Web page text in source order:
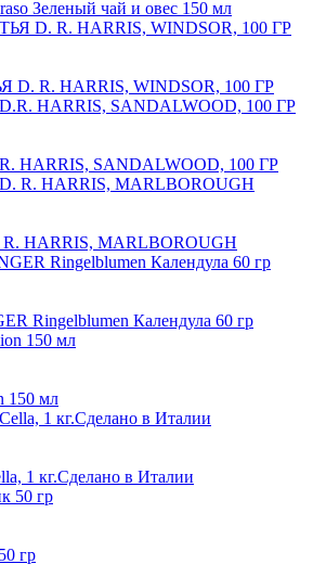
Зеленый чай и овес 150 мл
R. HARRIS, WINDSOR, 100 ГР
HARRIS, SANDALWOOD, 100 ГР
R. HARRIS, MARLBOROUGH
Ringelblumen Календула 60 гр
150 мл
1 кг.Сделано в Италии
гр